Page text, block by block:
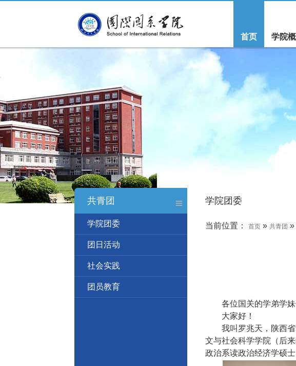
首页 学院
共青团 学院团委
学院团委
团日活动
社会实践
团员教育
当前位置： 首页» 共青团 »
各位国关的学弟学妹
大家好！
我叫罗兆天，陕西省
文与社会科学学院（后
政治系读政治经济学硕